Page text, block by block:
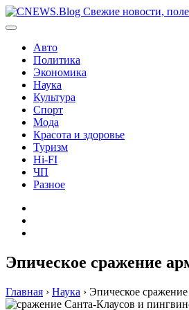
Перейти
к
Авто
Политика
Экономика
Наука
Культура
Спорт
Мода
Красота и здоровье
Туризм
Hi-FI
ЧП
Разное
Эпическое сражение
Главная › Наука › Эпическое